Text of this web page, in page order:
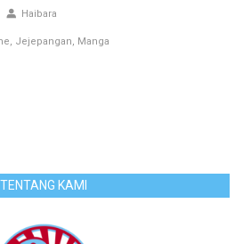
Haibara
Jejepangan Manga
TENTANG KAMI